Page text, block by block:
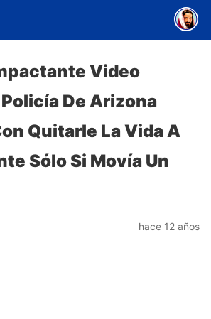
Video
De Arizona
Quitarle La Vida A
Sólo Si Movía Un
hace 12 años